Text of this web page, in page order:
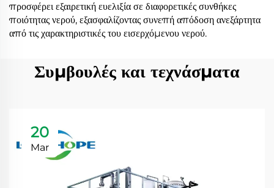
προσφέρει εξαιρετική ευελιξία σε διαφορετικές συνθήκες
ποιότητας νερού, εξασφαλίζοντας συνεπή απόδοση ανεξάρτητα
από τις χαρακτηριστικές του εισερχόμενου νερού.
Συμβουλές και τεχνάσματα
20
Mar